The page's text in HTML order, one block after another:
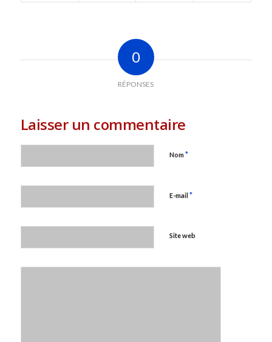
0
RÉPONSES
Laisser un commentaire
Nom*
E-mail*
Site web